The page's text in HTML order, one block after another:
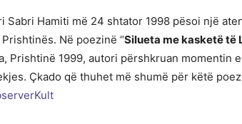
Sabri Hamiti më 24 shtator 1998 pësoi një
Në poezinë “Silueta me kasketë të
Prishtinë 1999, autori përshkruan momentin
Çkado që thuhet më shumë për këtë